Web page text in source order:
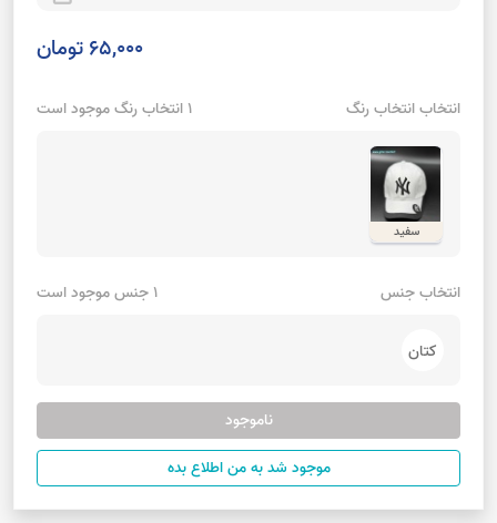
65,000 تومان
انتخاب انتخاب رنگ 1 انتخاب رنگ موجود است
سفید
انتخاب جنس 1 جنس موجود است
کتان
ناموجود
موجود شد به من اطلاع بده